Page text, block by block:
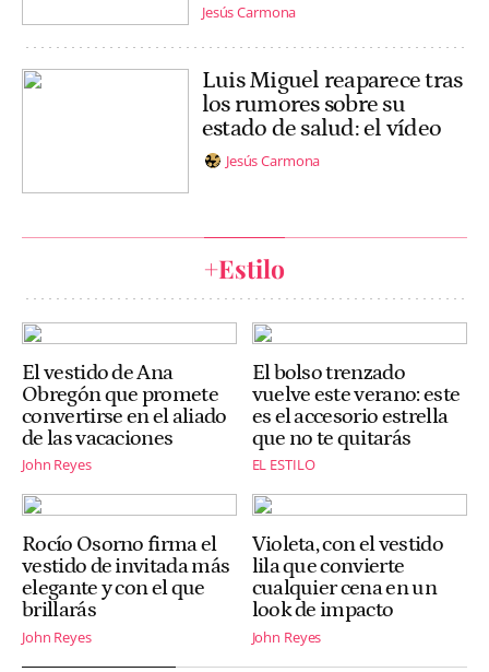
Jesús Carmona
Luis Miguel reaparece tras
los rumores sobre su
estado de salud: el vídeo
Jesús Carmona
+Estilo
El vestido de Ana
Obregón que promete
convertirse en el aliado
de las vacaciones
John Reyes
El bolso trenzado
vuelve este verano: este
es el accesorio estrella
que no te quitarás
EL ESTILO
Rocío Osorno firma el
vestido de invitada más
elegante y con el que
brillarás
John Reyes
Violeta, con el vestido
lila que convierte
cualquier cena en un
look de impacto
John Reyes